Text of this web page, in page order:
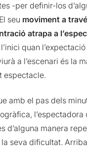
-per definir-los
seu moviment a
atrapa a
quan
a l’escenari és la
espectacle.
amb el pas dels
l’espectadora
d’alguna manera
seva dificultat.